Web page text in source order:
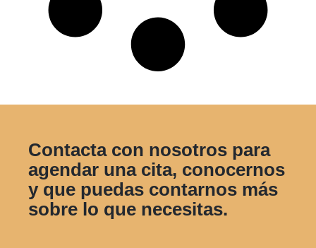
Contacta con nosotros para
agendar una cita, conocernos
y que puedas contarnos más
sobre lo que necesitas.